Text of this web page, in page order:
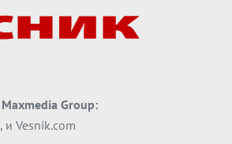
Вечер тема
Трамп тврди дека повторно „разговара“
Вечер тема
ДЛАБОКО УДОЛУ: Сметководствените
трикови што го соборија ЕНРОН ги
Maxmedia Group:
, и Vesnik.com